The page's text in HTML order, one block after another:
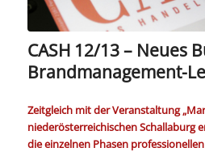
CASH 12/13 – Neues
Brandmanagement-
Zeitgleich mit der Veranstaltung
niederösterreichischen Schallaburg
die einzelnen Phasen